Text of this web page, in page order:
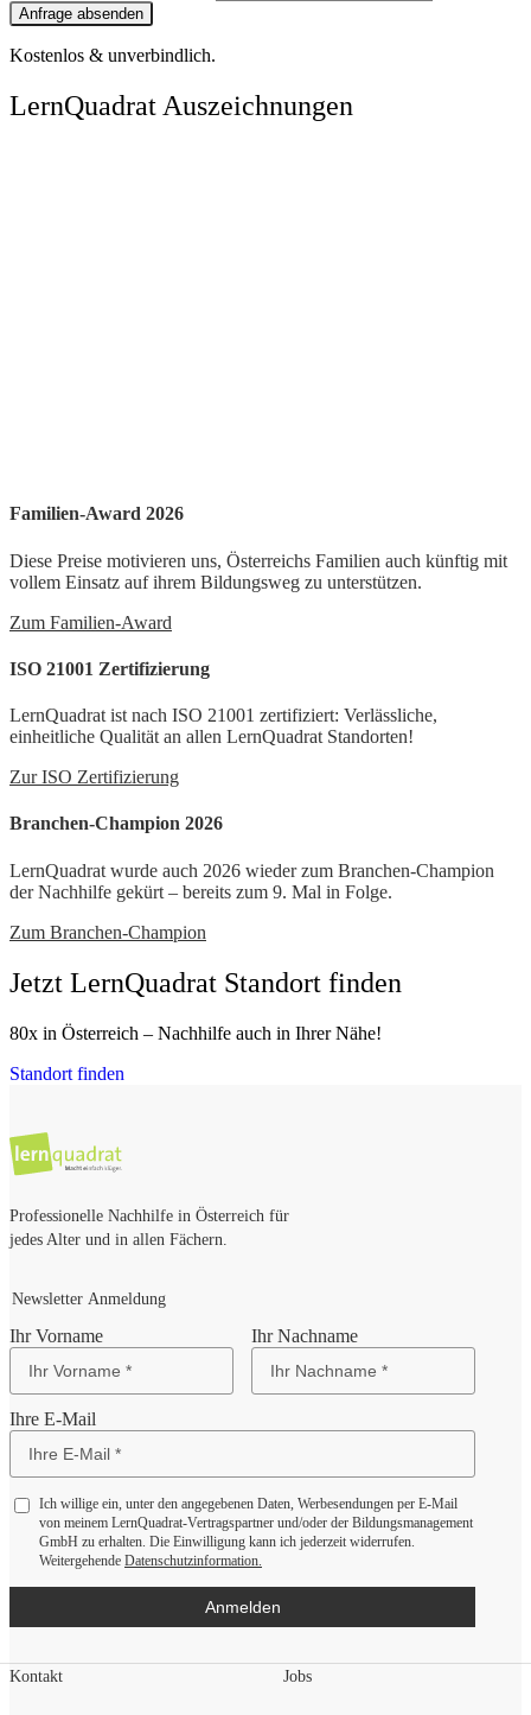
Anfrage absenden
Kostenlos & unverbindlich.
LernQuadrat Auszeichnungen
Familien-Award 2026
Diese Preise motivieren uns, Österreichs Familien auch künftig mit
vollem Einsatz auf ihrem Bildungsweg zu unterstützen.
Zum Familien-Award
ISO 21001 Zertifizierung
LernQuadrat ist nach ISO 21001 zertifiziert: Verlässliche,
einheitliche Qualität an allen LernQuadrat Standorten!
Zur ISO Zertifizierung
Branchen-Champion 2026
LernQuadrat wurde auch 2026 wieder zum Branchen-Champion
der Nachhilfe gekürt – bereits zum 9. Mal in Folge.
Zum Branchen-Champion
Jetzt LernQuadrat Standort finden
80x in Österreich – Nachhilfe auch in Ihrer Nähe!
Standort finden
Professionelle Nachhilfe in Österreich für
jedes Alter und in allen Fächern.
Newsletter Anmeldung
Ihr Vorname Ihr Nachname
Ihre E-Mail
Ich willige ein, unter den angegebenen Daten, Werbesendungen per E-Mail
von meinem LernQuadrat-Vertragspartner und/oder der Bildungsmanagement
GmbH zu erhalten. Die Einwilligung kann ich jederzeit widerrufen.
Weitergehende Datenschutzinformation.
Anmelden
Kontakt Jobs